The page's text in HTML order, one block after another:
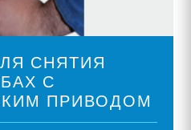
СНЯТИЯ
С
ПРИВОДОМ
ПРОДУКТОВ